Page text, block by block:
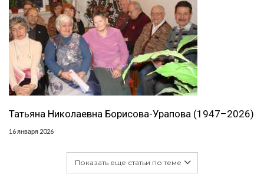
Татьяна Николаевна Борисова-Урапова (1947–2026)
16 января 2026
Показать еще статьи по теме